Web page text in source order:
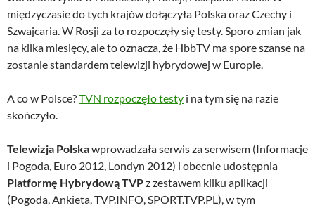
międzyczasie do tych krajów dołączyła Polska oraz Czechy i
Szwajcaria. W Rosji za to rozpoczęły się testy. Sporo zmian jak
na kilka miesięcy, ale to oznacza, że HbbTV ma spore szanse na
zostanie standardem telewizji hybrydowej w Europie.
A co w Polsce?TVN rozpoczęło testy i na tym się na razie
skończyło.
Telewizja Polskawprowadzała serwis za serwisem (Informacje
i Pogoda, Euro 2012, Londyn 2012) i obecnie udostępnia
Platformę Hybrydową TVPz zestawem kilku aplikacji
(Pogoda, Ankieta, TVP.INFO, SPORT.TVP.PL), w tym